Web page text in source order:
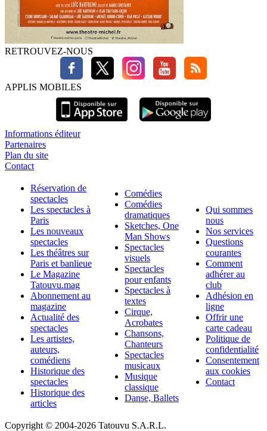
RETROUVEZ-NOUS
APPLIS MOBILES
Informations éditeur
Partenaires
Plan du site
Contact
Réservation de
spectacles
Les spectacles à
Paris
Les nouveaux
spectacles
Les théâtres sur
Paris et banlieue
Le Magazine
Tatouvu.mag
Abonnement au
magazine
Actualité des
spectacles
Les artistes,
auteurs,
comédiens
Historique des
spectacles
Historique des
articles
Comédies
Comédies
dramatiques
Sketches, One
Man Shows
Spectacles
visuels
Spectacles
pour enfants
Spectacles à
textes
Cirque,
Acrobates
Chansons,
Chanteurs
Spectacles
musicaux
Musique
classique
Danse, Ballets
Qui sommes
nous
Nos services
Questions
courantes
Comment
adhérer au
club
Adhésion en
ligne
Offrir une
carte cadeau
Politique de
confidentialité
Consentement
aux cookies
Contact
Copyright © 2004-2026 Tatouvu S.A.R.L.